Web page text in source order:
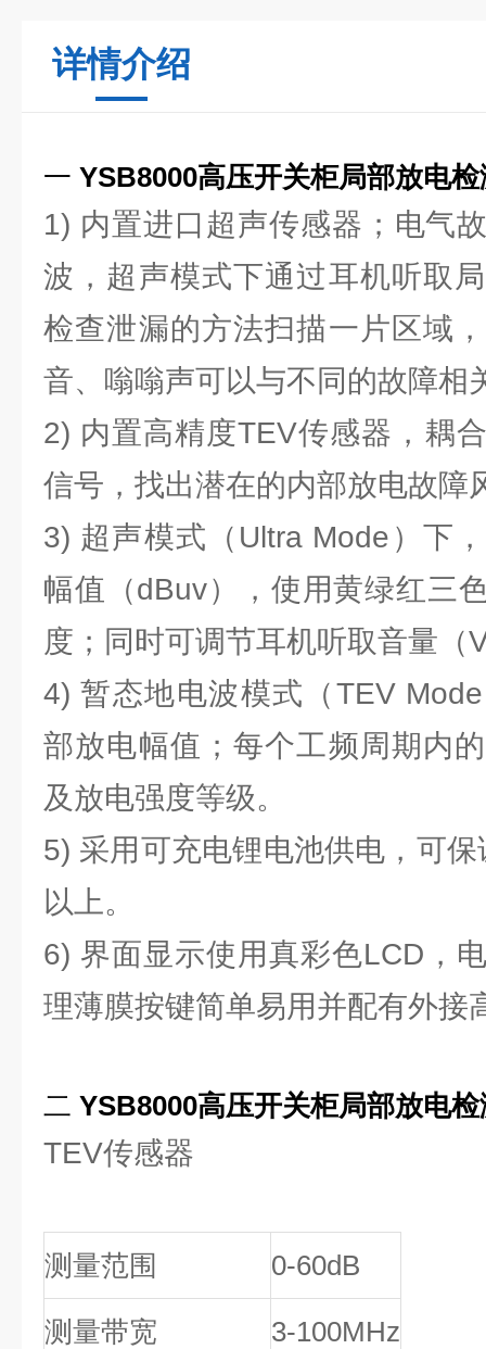
详情介绍
一 YSB8000高压开关柜局部放电
1) 内置进口超声传感器；电气
波，超声模式下通过耳机听取
检查泄漏的方法扫描一片区域
音、嗡嗡声可以与不同的故障相
2) 内置高精度TEV传感器，耦
信号，找出潜在的内部放电故障
3) 超声模式（Ultra Mode）下
幅值（dBuv），使用黄绿红三
度；同时可调节耳机听取音量（
4) 暂态地电波模式（TEV
部放电幅值；每个工频周期内
及放电强度等级。
5) 采用可充电锂电池供电，可
以上。
6) 界面显示使用真彩色LCD，
理薄膜按键简单易用并配有外接
二 YSB8000高压开关柜局部放电
TEV传感器
测量范围 0-60dB
测量带宽 3-100MHz